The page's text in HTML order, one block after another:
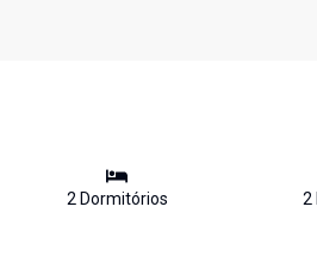
2Dormitórios 2